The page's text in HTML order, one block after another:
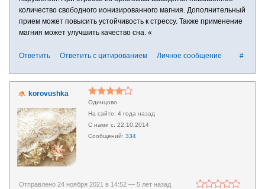
количество свободного ионизированного магния. Дополнительный
прием может повысить устойчивость к стрессу. Также применение
магния может улучшить качество сна. «
#
Ответить Ответить с цитированием Личное сообщение
korovushka
Одинцово
4 года назад
22.10.2014
334
Отправлено 24 ноября 2021 в 14:52 — 5 лет назад